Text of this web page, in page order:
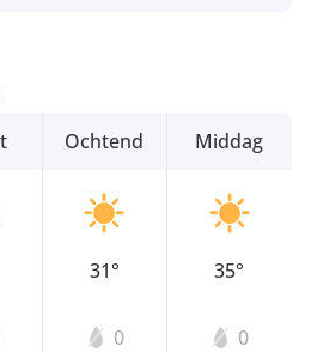
Ochtend
31°
0
Middag
35°
0